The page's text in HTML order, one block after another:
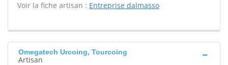
Voir la fiche artisan : Entreprise dalmasso
Omegatech Urcoing, Tourcoing
Artisan